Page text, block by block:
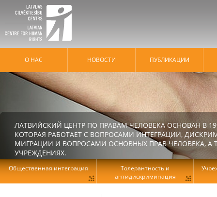
О НАС HОВОСТИ ПУБЛИКАЦИИ
ЛАТВИЙСКИЙ ЦЕНТР ПО ПРАВАМ ЧЕЛОВЕКА ОСНОВАН В
КОТОРАЯ РАБОТАЕТ С ВОПРОСАМИ ИНТЕГРАЦИИ,
МИГРАЦИИ И ВОПРОСАМИ ОСНОВНЫХ ПРАВ ЧЕЛОВЕКА, А
УЧРЕЖДЕНИЯХ.
Общественная интеграция
Толерантность и
антидискриминация